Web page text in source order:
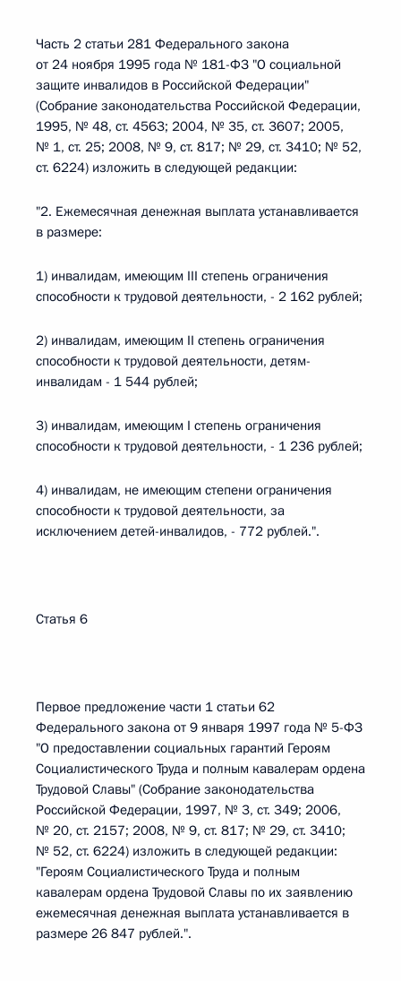
Часть 2 статьи 281 Федерального закона
от 24 ноября 1995 года № 181-ФЗ "О социальной
защите инвалидов в Российской Федерации"
(Собрание законодательства Российской Федерации,
1995, № 48, ст. 4563; 2004, № 35, ст. 3607; 2005,
№ 1, ст. 25; 2008, № 9, ст. 817; № 29, ст. 3410; № 52,
ст. 6224) изложить в следующей редакции:
"2. Ежемесячная денежная выплата устанавливается
в размере:
1) инвалидам, имеющим III степень ограничения
способности к трудовой деятельности, - 2 162 рублей;
2) инвалидам, имеющим II степень ограничения
способности к трудовой деятельности, детям-
инвалидам - 1 544 рублей;
3) инвалидам, имеющим I степень ограничения
способности к трудовой деятельности, - 1 236 рублей;
4) инвалидам, не имеющим степени ограничения
способности к трудовой деятельности, за
исключением детей-инвалидов, - 772 рублей.".
Статья 6
Первое предложение части 1 статьи 62
Федерального закона от 9 января 1997 года № 5-ФЗ
"О предоставлении социальных гарантий Героям
Социалистического Труда и полным кавалерам ордена
Трудовой Славы" (Собрание законодательства
Российской Федерации, 1997, № 3, ст. 349; 2006,
№ 20, ст. 2157; 2008, № 9, ст. 817; № 29, ст. 3410;
№ 52, ст. 6224) изложить в следующей редакции:
"Героям Социалистического Труда и полным
кавалерам ордена Трудовой Славы по их заявлению
ежемесячная денежная выплата устанавливается в
размере 26 847 рублей.".